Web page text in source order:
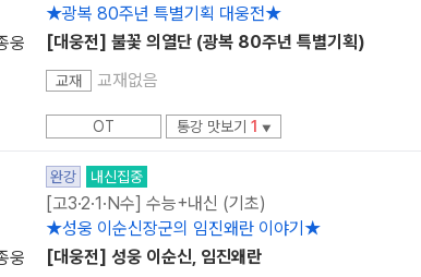
웅
★광복 80주년 특별기획 대웅전★
[대웅전] 불꽃 의열단 (광복 80주년 특별기획)
교재 교재없음
OT 통강 맛보기 1 ▼
웅
완강 내신집중
[고3·2·1·N수] 수능+내신 (기초)
★성웅 이순신장군의 임진왜란 이야기★
[대웅전] 성웅 이순신, 임진왜란